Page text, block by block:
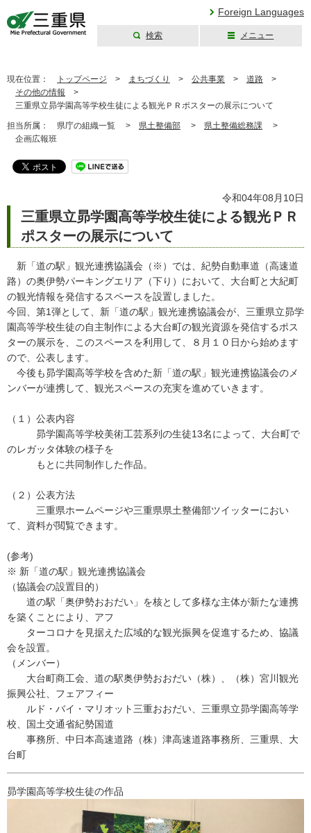
Foreign Languages
検索 メニュー
現在位置： トップページ > まちづくり > 公共事業 > 道路 >
その他の情報 >
三重県立昴学園高等学校生徒による観光ＰＲポスターの展示について
担当所属： 県庁の組織一覧 > 県土整備部 > 県土整備総務課 >
企画広報班
令和04年08月10日
三重県立昴学園高等学校生徒による観光ＰＲ
ポスターの展示について
新「道の駅」観光連携協議会（※）では、紀勢自動車道（高速道
路）の奥伊勢パーキングエリア（下り）において、大台町と大紀町
の観光情報を発信するスペースを設置しました。
今回、第1弾として、新「道の駅」観光連携協議会が、三重県立昴学
園高等学校生徒の自主制作による大台町の観光資源を発信するポス
ターの展示を、このスペースを利用して、８月１０日から始めます
ので、公表します。
今後も昴学園高等学校を含めた新「道の駅」観光連携協議会のメ
ンバーが連携して、観光スペースの充実を進めていきます。
（１）公表内容
昴学園高等学校美術工芸系列の生徒13名によって、大台町で
のレガッタ体験の様子を
もとに共同制作した作品。
（２）公表方法
三重県ホームページや三重県県土整備部ツイッターにおい
て、資料が閲覧できます。
(参考)
※ 新「道の駅」観光連携協議会
（協議会の設置目的）
道の駅「奥伊勢おおだい」を核として多様な主体が新たな連携
を築くことにより、アフ
ターコロナを見据えた広域的な観光振興を促進するため、協議
会を設置。
（メンバー）
大台町商工会、道の駅奥伊勢おおだい（株）、（株）宮川観光
振興公社、フェアフィー
ルド・バイ・マリオット三重おおだい、三重県立昴学園高等学
校、国土交通省紀勢国道
事務所、中日本高速道路（株）津高速道路事務所、三重県、大
台町
昴学園高等学校生徒の作品